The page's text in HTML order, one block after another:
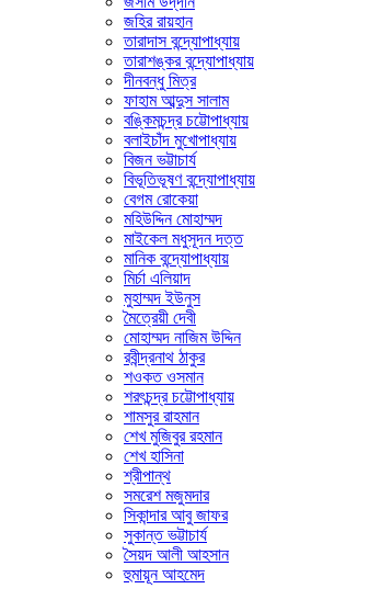
জহির রায়হান
তারাদাস বন্দ্যোপাধ্যায়
তারাশঙ্কর বন্দ্যোপাধ্যায়
দীনবন্ধু মিত্র
ফাহাম আব্দুস সালাম
বঙ্কিমচন্দ্র চট্টোপাধ্যায়
বলাইচাঁদ মুখোপাধ্যায়
বিজন ভট্টাচার্য
বিভূতিভূষণ বন্দ্যোপাধ্যায়
বেগম রোকেয়া
মহিউদ্দিন মোহাম্মদ
মাইকেল মধুসূদন দত্ত
মানিক বন্দ্যোপাধ্যায়
মির্চা এলিয়াদ
মুহাম্মদ ইউনুস
মৈত্রেয়ী দেবী
মোহাম্মদ নাজিম উদ্দিন
রবীন্দ্রনাথ ঠাকুর
শওকত ওসমান
শরৎচন্দ্র চট্টোপাধ্যায়
শামসুর রাহমান
শেখ মুজিবুর রহমান
শেখ হাসিনা
শ্রীপান্থ
সমরেশ মজুমদার
সিকান্দার আবু জাফর
সুকান্ত ভট্টাচার্য
সৈয়দ আলী আহসান
হুমায়ূন আহমেদ